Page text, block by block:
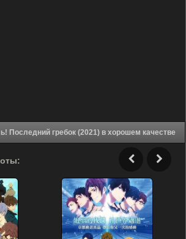
Аниме Вольный стиль! Последний гребок (2021) в хорошем качестве